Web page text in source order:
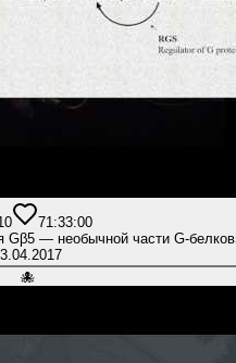
71:33:00
— необычной части G-
🐙